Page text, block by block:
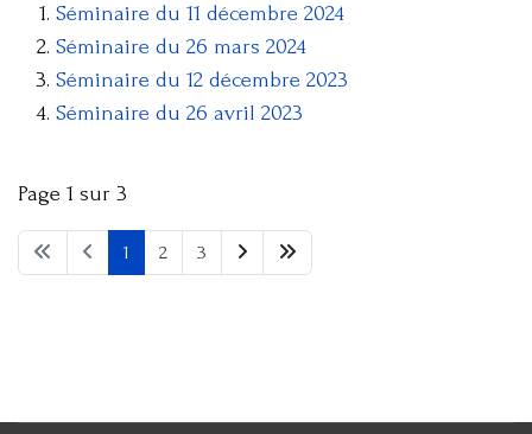
Séminaire du 11 décembre 2024
Séminaire du 26 mars 2024
Séminaire du 12 décembre 2023
Séminaire du 26 avril 2023
Page 1 sur 3
1 2 3